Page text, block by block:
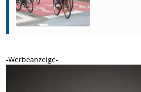
-Werbeanzeige-